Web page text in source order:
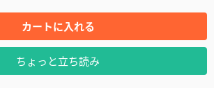
カートに入れる
ちょっと立ち読み